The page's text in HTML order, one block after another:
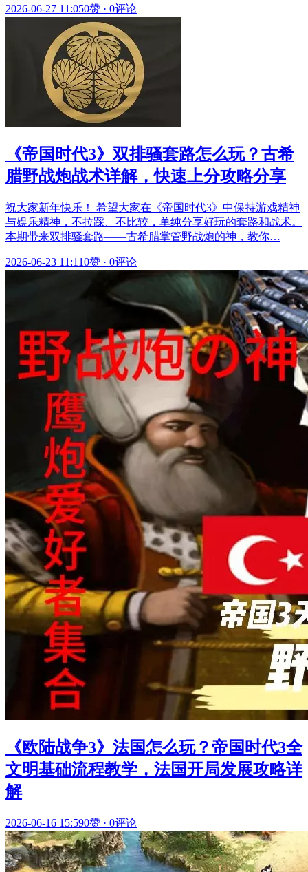
2026-06-27 11:050赞 · 0评论
《帝国时代3》双排骚套路怎么玩？古希
腊野战炮战术详解，快速上分攻略分享
祝大家新年快乐！ 希望大家在《帝国时代3》中保持游戏精神
与娱乐精神，不拉踩、不比较，单纯分享好玩的套路和战术。
本期带来双排骚套路——古希腊掌管野战炮的神，教你…
2026-06-23 11:110赞 · 0评论
《欧陆战争3》法国怎么玩？帝国时代3全
文明基础流程教学，法国开局发展攻略详
解
2026-06-16 15:590赞 · 0评论